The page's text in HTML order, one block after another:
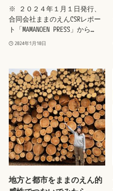
※ ２０２４年１月１日発行、
合同会社ままのえんCSRレポー
ト「MAMANOEN PRESS」から…
2024年1月10日
地方と都市をままのえん的